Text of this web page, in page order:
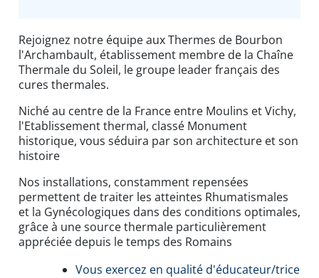
Rejoignez notre équipe aux Thermes de Bourbon
l'Archambault, établissement membre de la Chaîne
Thermale du Soleil, le groupe leader français des
cures thermales.
Niché au centre de la France entre Moulins et Vichy,
l'Etablissement thermal, classé Monument
historique, vous séduira par son architecture et son
histoire
Nos installations, constamment repensées
permettent de traiter les atteintes Rhumatismales
et la Gynécologiques dans des conditions optimales,
grâce à une source thermale particulièrement
appréciée depuis le temps des Romains
Vous exercez en qualité d'éducateur/trice